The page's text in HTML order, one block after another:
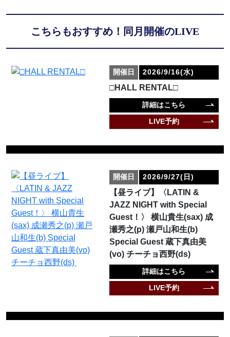
こちらもおすすめ！同月開催のLIVE
開催日 2026/9/16(水)
□HALL RENTAL□
詳細はこちら
LIVE予約
開催日 2026/9/27(日)
【昼ライブ】〈LATIN &
JAZZ NIGHT with Special
Guest！〉 横山貴生(sax) 成
瀬秀之(p) 瀬戸山和生(b)
Special Guest 蔵下真由美
(vo) チーチョ西野(ds)
詳細はこちら
LIVE予約